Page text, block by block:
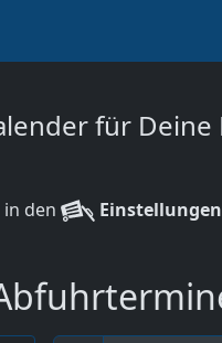
für Deine
in den Einstellungen